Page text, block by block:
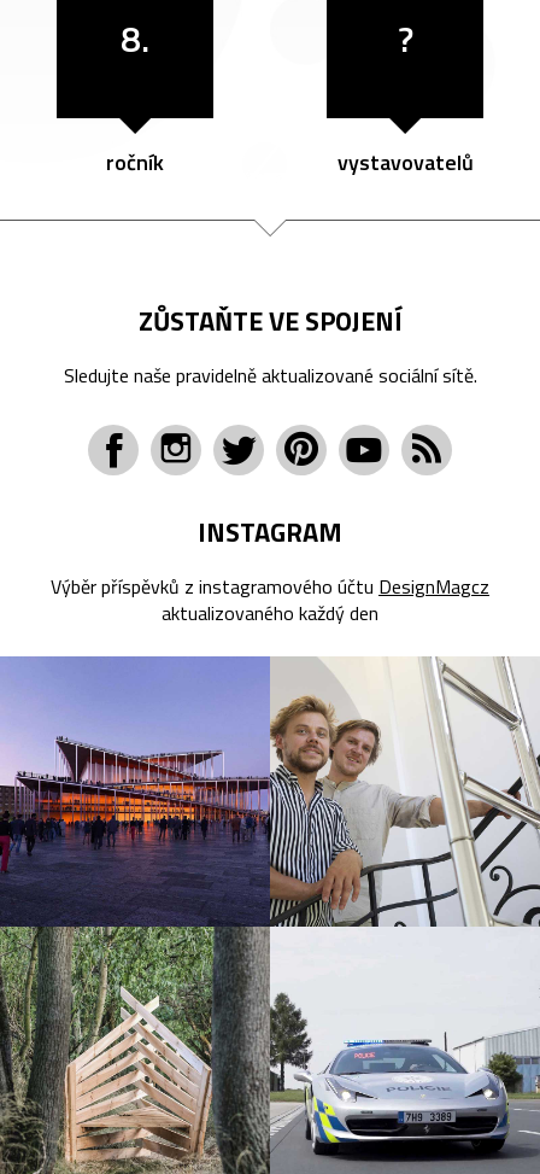
8.
ročník
?
vystavovatelů
ZŮSTAŇTE VE SPOJENÍ
Sledujte naše pravidelně aktualizované sociální sítě.
INSTAGRAM
Výběr příspěvků z instagramového účtu DesignMagcz
aktualizovaného každý den